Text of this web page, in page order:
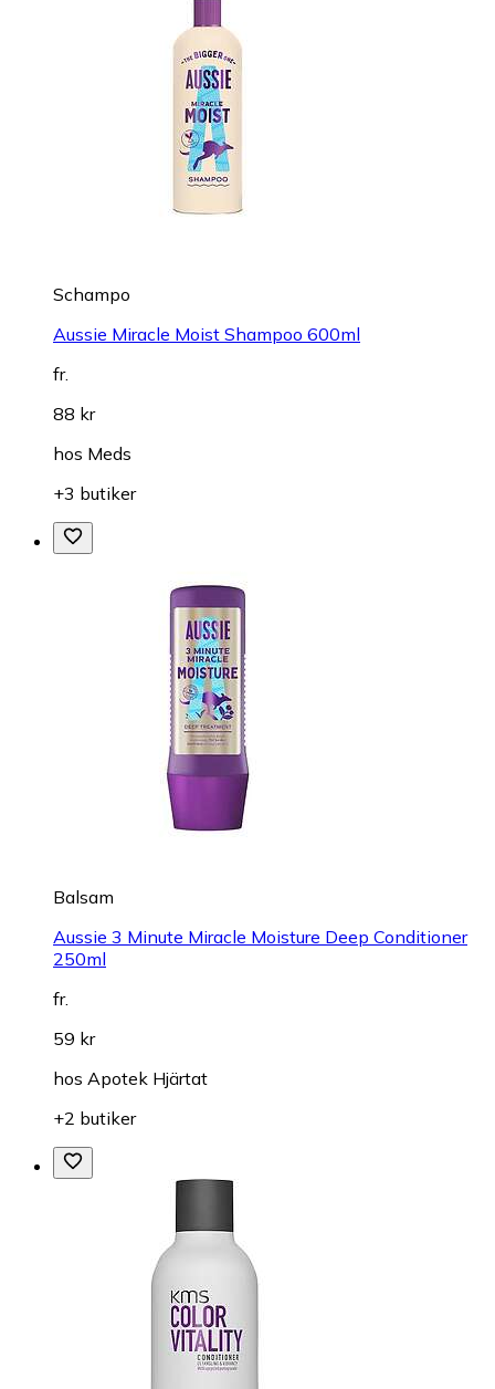
Schampo
Aussie Miracle Moist Shampoo 600ml
fr.
88 kr
hos Meds
+3 butiker
Balsam
Aussie 3 Minute Miracle Moisture Deep Conditioner
250ml
fr.
59 kr
hos Apotek Hjärtat
+2 butiker